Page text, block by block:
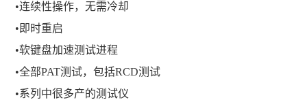
•连续性操作，无需冷却
•即时重启
•软键盘加速测试进程
•全部PAT测试，包括RCD测试
•系列中很多产的测试仪